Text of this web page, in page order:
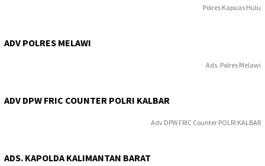
Polres Kapuas Hulu
ADV POLRES MELAWI
Ads. Polres Melawi
ADV DPW FRIC COUNTER POLRI KALBAR
Adv DPW FRIC Counter POLRI KALBAR
ADS. KAPOLDA KALIMANTAN BARAT